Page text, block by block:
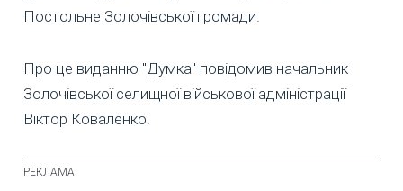
Постольне Золочівської громади.
Про це виданню "Думка" повідомив начальник
Золочівської селищної військової адміністрації
Віктор Коваленко.